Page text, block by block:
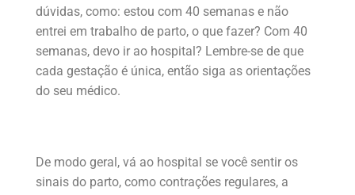
dúvidas, como: estou com 40 semanas e não
entrei em trabalho de parto, o que fazer? Com 40
semanas, devo ir ao hospital? Lembre-se de que
cada gestação é única, então siga as orientações
do seu médico.
De modo geral, vá ao hospital se você sentir os
sinais do parto, como contrações regulares, a